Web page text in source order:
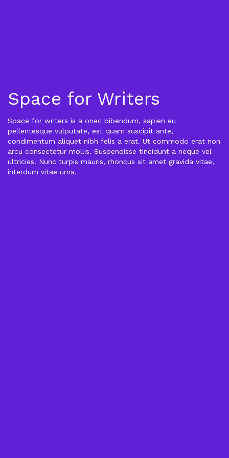
Space for Writers
Space for writers is a onec bibendum, sapien eu
pellentesque vulputate, est quam suscipit ante,
condimentum aliquet nibh felis a erat. Ut commodo erat non
arcu consectetur mollis. Suspendisse tincidunt a neque vel
ultricies. Nunc turpis mauris, rhoncus sit amet gravida vitae,
interdum vitae urna.